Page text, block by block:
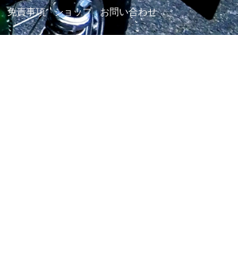
免責事項 ショップ お問い合わせ